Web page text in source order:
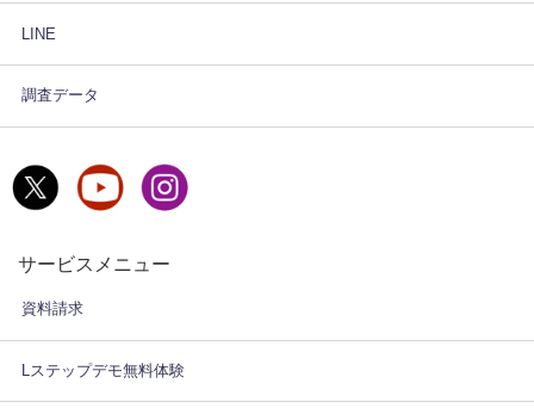
LINE
調査データ
サービスメニュー
資料請求
Lステップデモ無料体験